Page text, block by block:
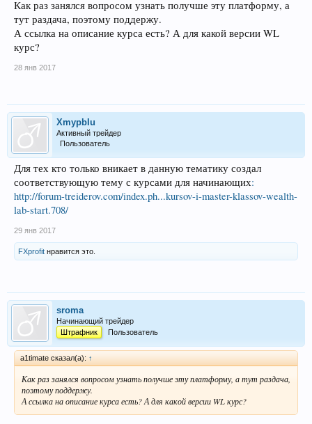
Как раз занялся вопросом узнать получше эту платформу, а
тут раздача, поэтому поддержу.
А ссылка на описание курса есть? А для какой версии WL
курс?
28 янв 2017
XmypbIu
Активный трейдер
Пользователь
Для тех кто только вникает в данную тематику создал
соответствующую тему с курсами для начинающих:
http://forum-treiderov.com/index.ph...kursov-i-master-klassov-wealth-
lab-start.708/
29 янв 2017
FXprofit нравится это.
sroma
Начинающий трейдер
Штрафник
Пользователь
a1timate сказал(а): ↑
Как раз занялся вопросом узнать получше эту платформу, а тут раздача,
поэтому поддержу.
А ссылка на описание курса есть? А для какой версии WL курс?